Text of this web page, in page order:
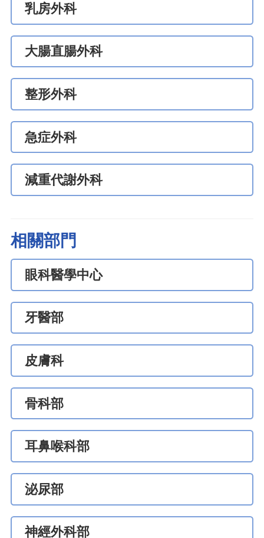
乳房外科
大腸直腸外科
整形外科
急症外科
減重代謝外科
相關部門
眼科醫學中心
牙醫部
皮膚科
骨科部
耳鼻喉科部
泌尿部
神經外科部